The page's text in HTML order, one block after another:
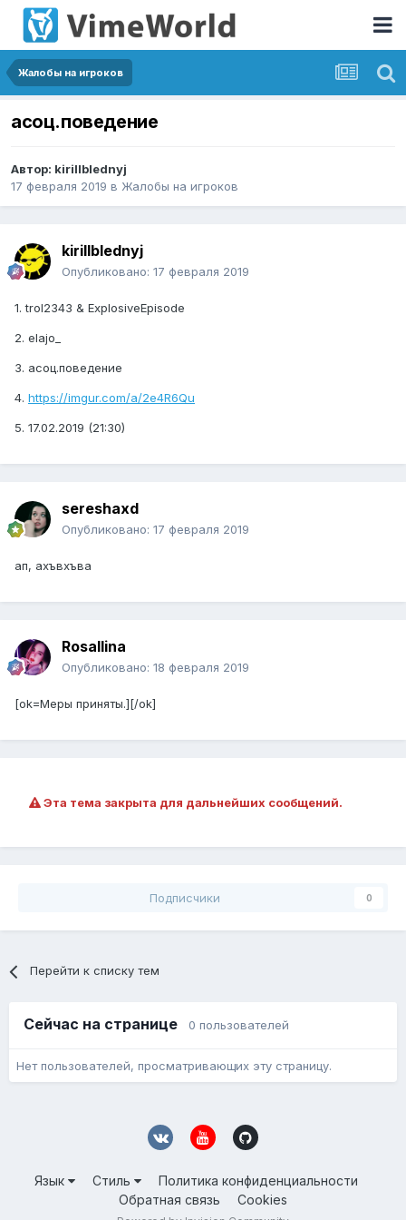
Жалобы на игроков
асоц.поведение
Автор: kirillblednyj
17 февраля 2019 в Жалобы на игроков
kirillblednyj
Опубликовано: 17 февраля 2019
1. trol2343 & ExplosiveEpisode
2. elajo_
3. асоц.поведение
4. https://imgur.com/a/2e4R6Qu
5. 17.02.2019 (21:30)
sereshaxd
Опубликовано: 17 февраля 2019
ап, ахъвхъва
Rosallina
Опубликовано: 18 февраля 2019
[ok=Меры приняты.][/ok]
Эта тема закрыта для дальнейших сообщений.
Подписчики 0
Перейти к списку тем
Сейчас на странице 0 пользователей
Нет пользователей, просматривающих эту страницу.
Язык Стиль
Политика конфиденциальности
Обратная связь
Cookies